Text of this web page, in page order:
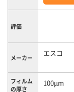
評価
メーカー エスコ
フィルム
の厚さ
100μm